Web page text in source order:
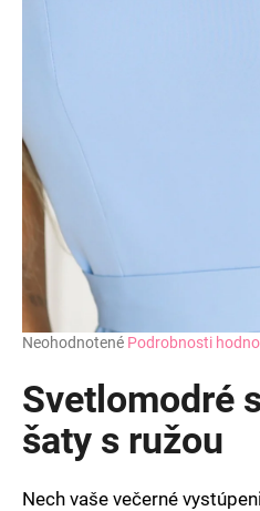
Priemerné
produktu
je
0,0
z
hviezdičiek.
Neohodnotené Podrobnosti
Svetlomodré
šaty s ružou
Nech vaše večerné